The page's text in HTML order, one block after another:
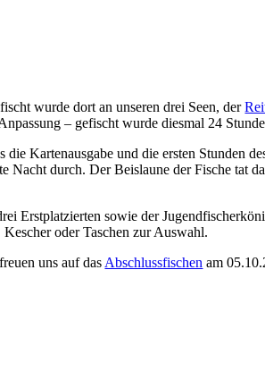
wurde dort an unseren drei Seen, der
– gefischt wurde diesmal 24
Kartenausgabe und die ersten Stunden
Nacht durch. Der Beislaune der Fische tat
Erstplatzierten sowie der
oder Taschen zur Auswahl.
uns auf das Abschlussfischen am